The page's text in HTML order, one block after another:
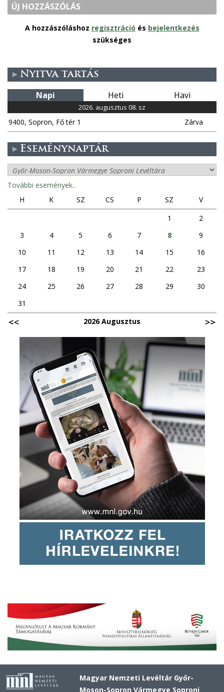
ÚJ HOZZÁSZÓLÁS
A hozzászóláshoz regisztráció és bejelentkezés
szükséges
Nyitva tartás
Napi Heti Havi
2026. augusztus 08. sz
9400, Sopron, Fő tér 1 Zárva
Eseménynaptár
További események..
H
K SZ CS P SZ
V
1
2
3
4 5 6 7 8
9
10
11 12 13 14 15
16
17
18 19 20 21 22
23
24
25 26 27 28 29
30
31
2026 Augusztus
Magyar Nemzeti Levéltár Győr-
Moson-Sopron Vármegye Soproni